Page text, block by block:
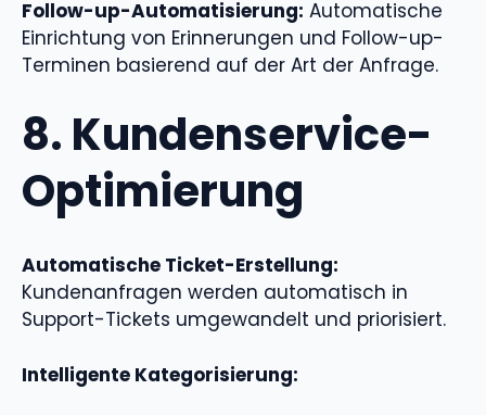
Follow-up-Automatisierung: Automatische
Einrichtung von Erinnerungen und Follow-up-
Terminen basierend auf der Art der Anfrage.
8. Kundenservice-
Optimierung
Automatische Ticket-Erstellung:
Kundenanfragen werden automatisch in
Support-Tickets umgewandelt und priorisiert.
Intelligente Kategorisierung: